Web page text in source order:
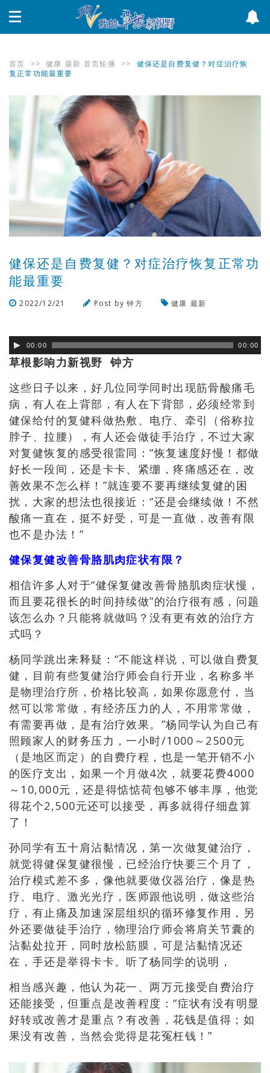
首页 >> 健康 最新 首页轮播 >>
健保还是自费复健？对症治疗恢
复正常功能最重要
健保还是自费复健？对症治疗恢复正常功
能最重要
2022/12/21 Post by钟方 健康 最新
00:00 00:00
草根影响力新视野 钟方
这些日子以来 ，好几位同学同时出现筋骨酸痛毛
病 ，有人在上背部，有人在下背部，必须经常到
健保给付的复健科做热敷、电疗、牵引（俗称拉
脖子、拉腰），有人还会做徒手治疗，不过大家
对复健恢复的感受很雷同：“恢复速度好慢！都做
好长一段间，还是卡卡、紧绷，疼痛感还在，改
善效果不怎么样！”就连要不要再继续复健的困
扰，大家的想法也很接近：“还是会继续做！不然
酸痛一直在，挺不好受，可是一直做，改善有限
也不是办法！”
健保复健改善骨胳肌肉症状有限？
相信许多人对于“健保复健改善骨胳肌肉症状慢 ，
而且要花很长的时间持续做”的治疗很有感 ，问题
该怎么办 ？只能将就做吗？没有更有效的治疗方
式吗？
杨同学跳出来释疑：“不能这样说，可以做自费复
健，目前有些复健治疗师会自行开业，名称多半
是物理治疗所，价格比较高，如果你愿意付，当
然可以常常做，有经济压力的人，不用常常做，
有需要再做，是有治疗效果。”杨同学认为自己有
照顾家人的财务压力，一小时/1000～2500元
（是地区而定）的自费疗程，也是一笔开销不小
的医疗支出，如果一个月做4次，就要花费4000
～10,000元，还是得惦惦荷包够不够丰厚，他觉
得花个2,500元还可以接受，再多就得仔细盘算
了！
孙同学有五十肩沾黏情况，第一次做复健治疗，
就觉得健保复健很慢，已经治疗快要三个月了，
治疗模式差不多，像他就要做仪器治疗，像是热
疗、电疗、激光光疗，医师跟他说明，做这些治
疗，有止痛及加速深层组织的循环修复作用，另
外还要做徒手治疗，物理治疗师会将肩关节囊的
沾黏处拉开，同时放松筋膜，可是沾黏情况还
在，手还是举得卡卡。听了杨同学的说明，
相当感兴趣，他认为花一、两万元接受自费治疗
还能接受，但重点是改善程度：“症状有没有明显
好转或改善才是重点？有改善，花钱是值得；如
果没有改善，当然会觉得是花冤枉钱！”